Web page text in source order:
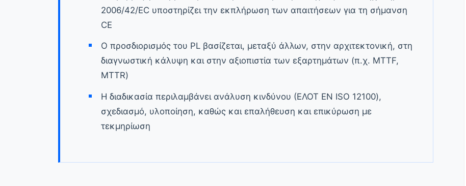
2006/42/EC υποστηρίζει την εκπλήρωση των απαιτήσεων για τη σήμανση
CE
Ο προσδιορισμός του PL βασίζεται, μεταξύ άλλων, στην αρχιτεκτονική, στη
διαγνωστική κάλυψη και στην αξιοπιστία των εξαρτημάτων (π.χ. MTTF,
MTTR)
Η διαδικασία περιλαμβάνει ανάλυση κινδύνου (ΕΛΟΤ EN ISO 12100),
σχεδιασμό, υλοποίηση, καθώς και επαλήθευση και επικύρωση με
τεκμηρίωση